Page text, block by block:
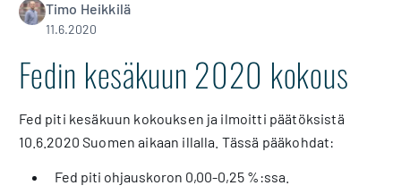
Timo Heikkilä
11.6.2020
Fedin kesäkuun 2020 kokous
Fed piti kesäkuun kokouksen ja ilmoitti päätöksistä
10.6.2020 Suomen aikaan illalla. Tässä pääkohdat:
Fed piti ohjauskoron 0,00-0,25 %:ssa.